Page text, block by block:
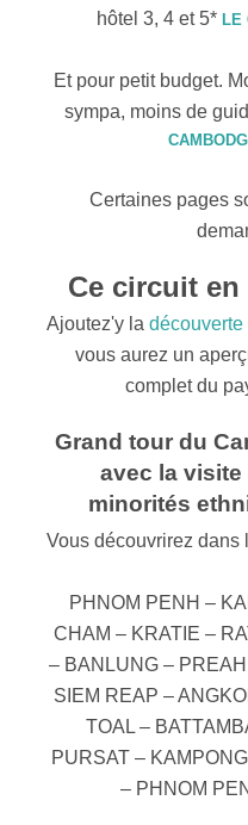
hôtel 3, 4 et 5* LE
Et pour petit budget.
sympa, moins de
Certaines pages
Ce circuit en
Ajoutez'y ladécouverte
vous aurez un
complet du
Grand tour du
avec la visite
minorités
Vous découvrirez dans
PHNOM PENH –
CHAM – KRATIE –
– BANLUNG –
SIEM REAP –
TOAL –
PURSAT –
– PHNOM